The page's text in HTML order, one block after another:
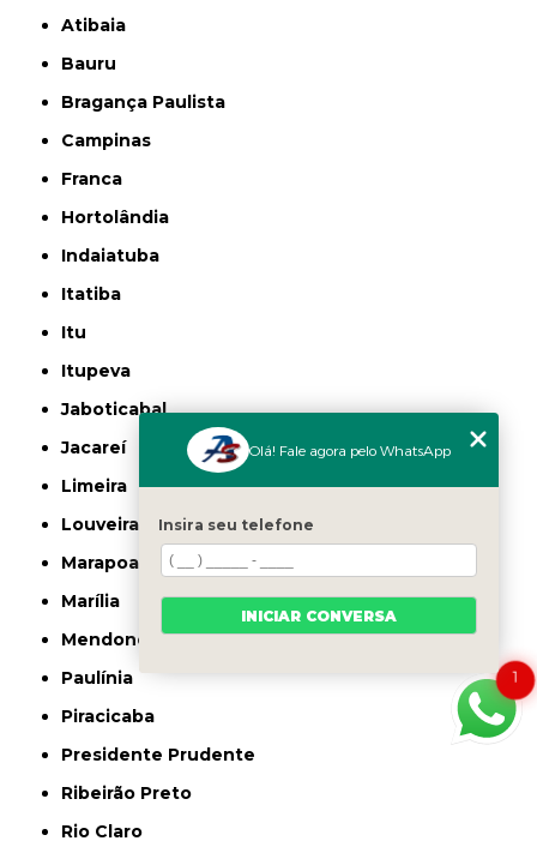
Atibaia
Bauru
Bragança Paulista
Campinas
Franca
Hortolândia
Indaiatuba
Itatiba
Itu
Itupeva
Jaboticabal
Jacareí
Limeira
Louveira
Marapoama
Marília
Mendonça
Paulínia
Piracicaba
Presidente Prudente
Ribeirão Preto
Rio Claro
1
Olá! Fale agora pelo WhatsApp
Insira seu telefone
INICIAR CONVERSA